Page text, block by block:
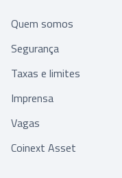
Quem somos
Segurança
Taxas e limites
Imprensa
Vagas
Coinext Asset